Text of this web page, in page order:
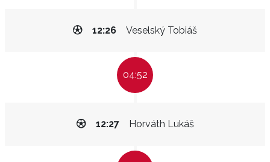
Veselský Tobiáš
12:26
04:52
Horváth Lukáš
12:27